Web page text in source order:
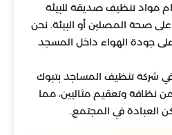
مواد تنظيف صديقة للبيئة
على صحة المصلين أو البيئة. نحن
جودة الهواء داخل المسجد
شركة تنظيف المساجد بتبوك
نظافة وتعقيم مثاليين، مما
العبادة في المجتمع.